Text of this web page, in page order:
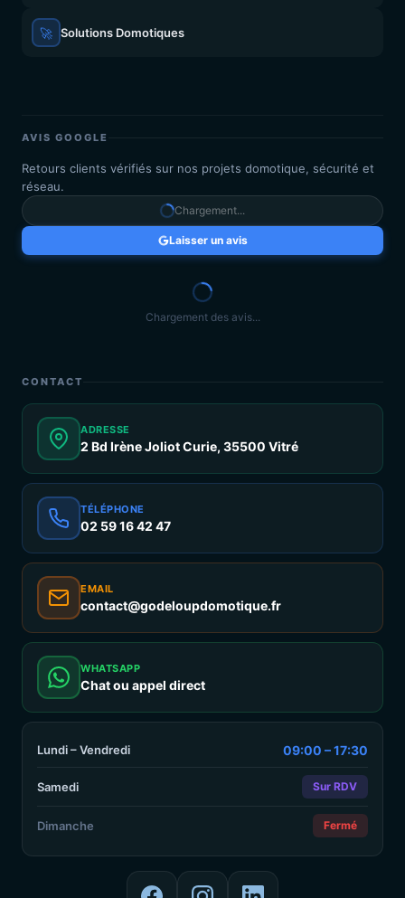
🚀 Solutions Domotiques
AVIS GOOGLE
Retours clients vérifiés sur nos projets domotique, sécurité et
réseau.
Chargement...
Laisser un avis
Chargement des avis...
CONTACT
ADRESSE
2 Bd Irène Joliot Curie, 35500 Vitré
TÉLÉPHONE
02 59 16 42 47
EMAIL
contact@godeloupdomotique.fr
WHATSAPP
Chat ou appel direct
Lundi – Vendredi 09:00 – 17:30
Samedi Sur RDV
Dimanche Fermé